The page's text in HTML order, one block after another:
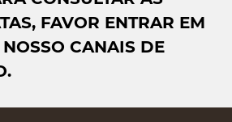
FAVOR ENTRAR EM
CANAIS DE